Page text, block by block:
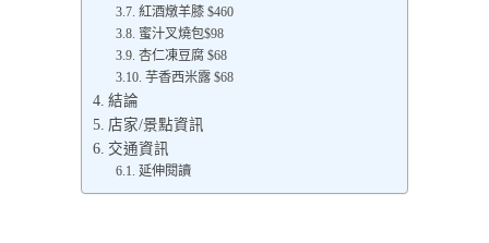
紅酒燉羊膝 $460
蜜汁叉燒包$98
杏仁凍豆腐 $68
芋香西米露 $68
結論
店家/景點資訊
交通資訊
延伸閱讀